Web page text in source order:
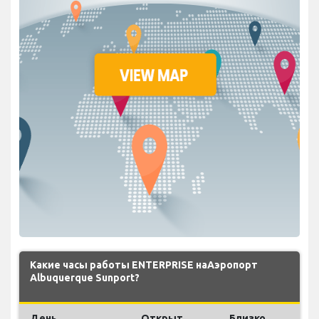
Какие часы работы ENTERPRISE наАэропорт
Albuquerque Sunport?